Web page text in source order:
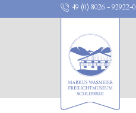
49 (0) 8026 - 92922-0
!